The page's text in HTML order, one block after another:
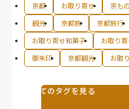
京都 お取り寄せ 京も
観光
京都旅 京都旅行
お取り寄せ和菓子
お取り
御朱印
京都観光 お取
すべてのタグを見る